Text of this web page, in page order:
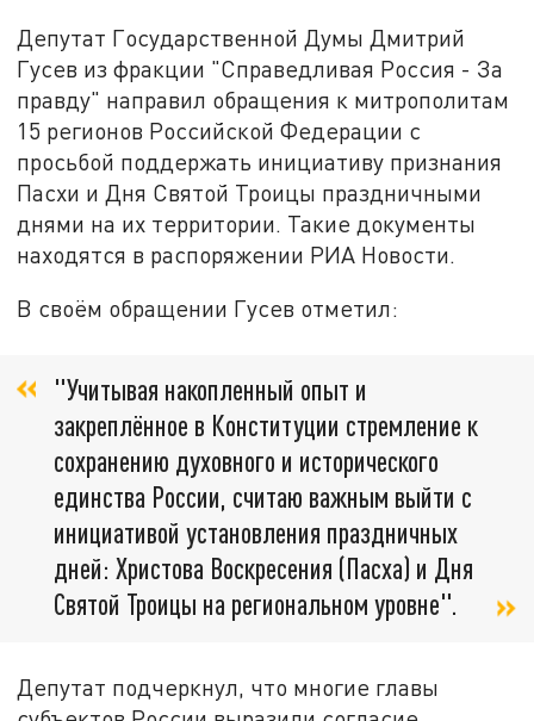
Депутат Государственной Думы Дмитрий
Гусев из фракции "Справедливая Россия - За
правду" направил обращения к митрополитам
15 регионов Российской Федерации с
просьбой поддержать инициативу признания
Пасхи и Дня Святой Троицы праздничными
днями на их территории. Такие документы
находятся в распоряжении РИА Новости.
В своём обращении Гусев отметил:
"Учитывая накопленный опыт и
закреплённое в Конституции стремление к
сохранению духовного и исторического
единства России, считаю важным выйти с
инициативой установления праздничных
дней: Христова Воскресения (Пасха) и Дня
Святой Троицы на региональном уровне".
Депутат подчеркнул, что многие главы